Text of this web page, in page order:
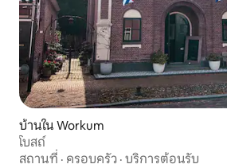
บ้านใน Workum
โบสถ์
สถานที่ · ครอบครัว · บริการต้อนรับ